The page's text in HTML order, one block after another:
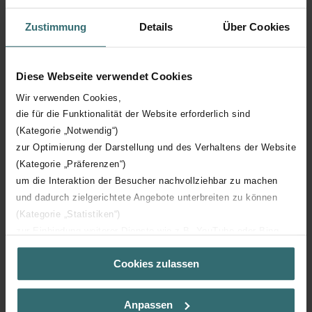
Zustimmung Details Über Cookies
Diese Webseite verwendet Cookies
Wir verwenden Cookies,
die für die Funktionalität der Website erforderlich sind
(Kategorie „Notwendig“)
zur Optimierung der Darstellung und des Verhaltens der Website
(Kategorie „Präferenzen“)
um die Interaktion der Besucher nachvollziehbar zu machen
und dadurch zielgerichtete Angebote unterbreiten zu können
(Kategorie „Statistiken“)
(Kategorie „Marketing“)
Über „Details zeigen“ bzw. die Datenschutzerklärung erhalten
Sie weitere Informationen. Durch die Auswahl der Kategorie
der Auswahl von „Statistiken“ willigen Sie ein, dass wir Ihren
Cookies zulassen
Anpassen
Alles voor een gezond (t)huis
koeling en filtering en vind de ideale balans tussen